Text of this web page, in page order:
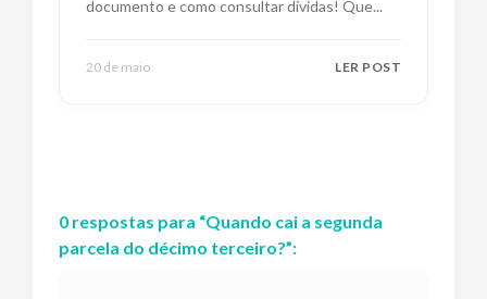
documento e como consultar dívidas! Que...
20 de maio LER POST
0 respostas para “Quando cai a segunda
parcela do décimo terceiro?”: